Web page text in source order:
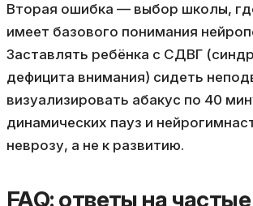
Вторая ошибка — выбор школы,
имеет базового понимания
Заставлять ребёнка с СДВГ
дефицита внимания) сидеть
визуализировать абакус по 40
динамических пауз и
неврозу, а не к развитию.
FAQ: ответы на